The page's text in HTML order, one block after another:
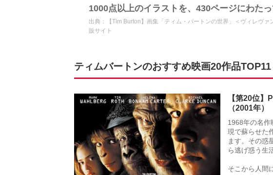
1000点以上のイラストを、430ページにわた
出典：
【Tim Burton】画集「ティム・バートンの世界」＜ヴィレヴ
販サイト
ティムバートンのおすすめ映画20作品
【第20位
（2001年）
1968年の名作
現で蘇らせた
ます。その惑
ら逃げ惑う生
そこから人間